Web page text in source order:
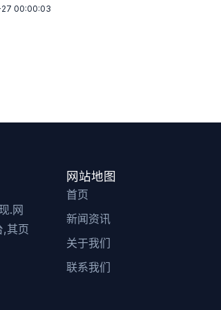
00:00:03
.网
,其页
网站地图
首页
新闻资讯
关于我们
联系我们